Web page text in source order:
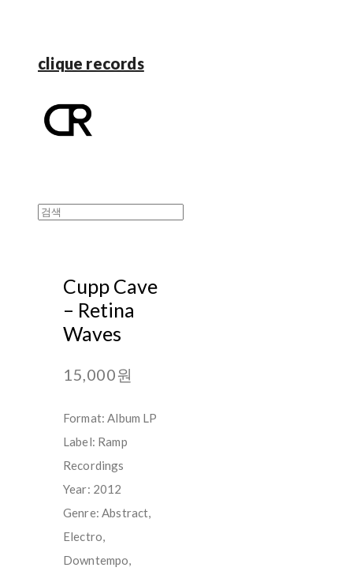
clique records
Cupp Cave
‎– Retina
Waves
15,000원
Format: Album LP
Label: Ramp
Recordings
Year: 2012
Genre: Abstract,
Electro,
Downtempo,